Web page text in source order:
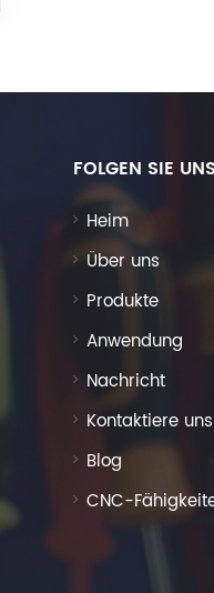
FOLGEN SIE UNS
Heim
Über uns
Produkte
Anwendung
Nachricht
Kontaktiere uns
Blog
CNC-